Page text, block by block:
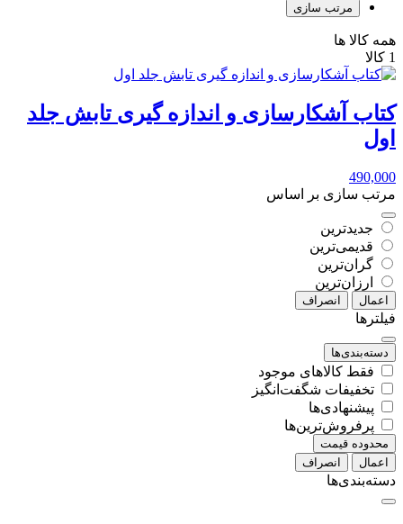
مرتب سازی
همه کالا ها
1 کالا
کتاب آشکارسازی و اندازه گیری تابش جلد
اول
490,000
مرتب سازی بر اساس
جدیدترین
قدیمی‌ترین
گران‌ترین
ارزان‌ترین
اعمال انصراف
فیلترها
دسته‌بندی‌ها
فقط کالاهای موجود
تخفیفات شگفت‌انگیز
پیشنهادی‌ها
پرفروش‌ترین‌ها
محدوده قیمت
اعمال
انصراف
دسته‌بندی‌ها